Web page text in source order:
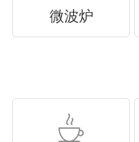
微波炉